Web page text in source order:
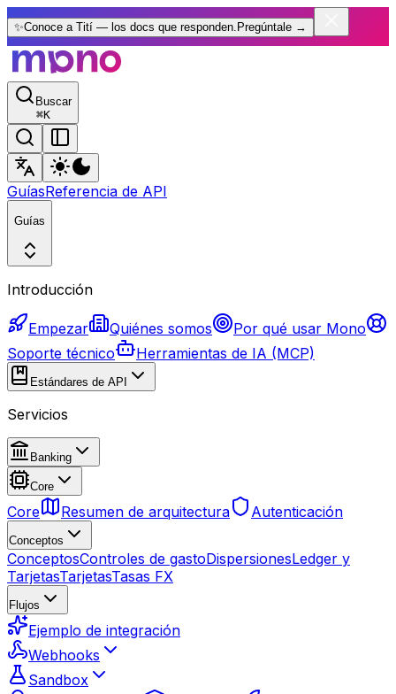
✨Conoce a Tití — los docs que responden. Pregúntale →
Buscar
⌘K
GuíasReferencia de API
Guías
Introducción
Empezar Quiénes somos
Por qué usar Mono
Soporte técnico
Herramientas de IA (MCP)
Estándares de API
Servicios
Banking
Core
Core Resumen de arquitectura Autenticación
Conceptos
ConceptosControles de gastoDispersionesLedger y
TarjetasTarjetasTasas FX
Flujos
Ejemplo de integración
Webhooks
Sandbox